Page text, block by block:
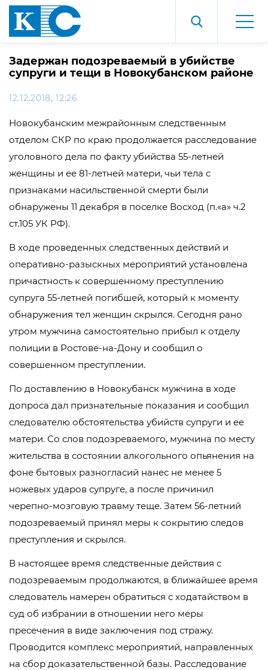
Задержан подозреваемый в убийстве
супруги и тещи в Новокубанском районе
12.12.2018, 12:26
Новокубанским межрайонным следственным
отделом СКР по краю продолжается расследование
уголовного дела по факту убийства 55-летней
женщины и ее 81-летней матери, чьи тела с
признаками насильственной смерти были
обнаружены 11 декабря в поселке Восход (п.«а» ч.2
ст.105 УК РФ).
В ходе проведенных следственных действий и
оперативно-разыскных мероприятий установлена
причастность к совершенному преступлению
супруга 55-летней погибшей, который к моменту
обнаружения тел женщин скрылся. Сегодня рано
утром мужчина самостоятельно прибыл к отделу
полиции в Ростове-на-Дону и сообщил о
совершенном преступлении.
По доставлению в Новокубанск мужчина в ходе
допроса дал признательные показания и сообщил
следователю обстоятельства убийств супруги и ее
матери. Со слов подозреваемого, мужчина по месту
жительства в состоянии алкогольного опьянения на
фоне бытовых разногласий нанес не менее 5
ножевых ударов супруге, а после причинил
черепно-мозговую травму теще. Затем 56-летний
подозреваемый принял меры к сокрытию следов
преступления и скрылся.
В настоящее время следственные действия с
подозреваемым продолжаются, в ближайшее время
следователь намерен обратиться с ходатайством в
суд об избрании в отношении него меры
пресечения в виде заключения под стражу.
Проводится комплекс мероприятий, направленных
на сбор доказательственной базы. Расследование